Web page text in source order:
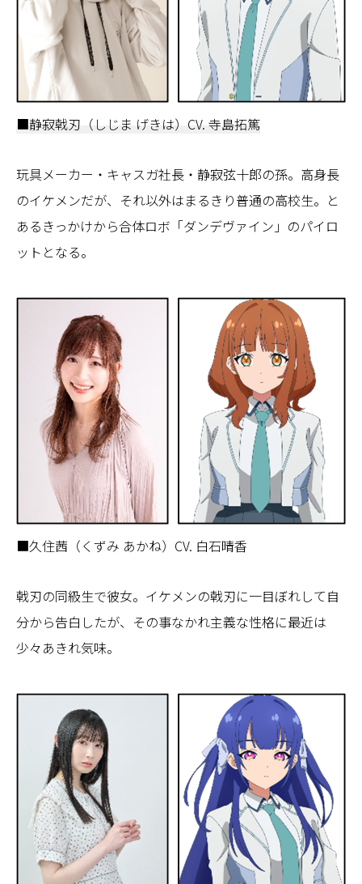
■静寂戟刃（しじま げきは）CV. 寺島拓篤
玩具メーカー・キャスガ社長・静寂弦十郎の孫。高身長
のイケメンだが、それ以外はまるきり普通の高校生。と
あるきっかけから合体ロボ「ダンデヴァイン」のパイロ
ットとなる。
■久住茜（くずみ あかね）CV. 白石晴香
戟刃の同級生で彼女。イケメンの戟刃に一目ぼれして自
分から告白したが、その事なかれ主義な性格に最近は
少々あきれ気味。